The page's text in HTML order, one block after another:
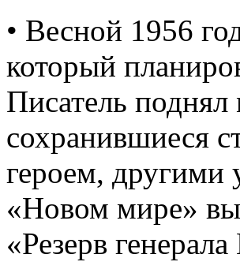
• Весной 1956
который
Писатель поднял
сохранившиеся
героем, другими
«Новом мире»
«Резерв